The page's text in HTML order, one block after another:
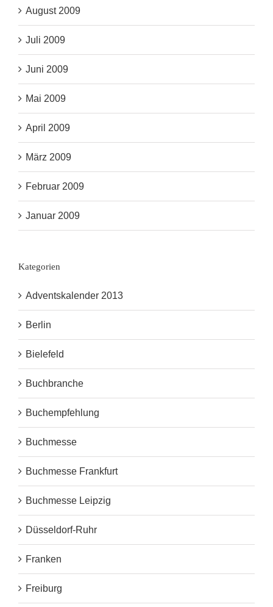
August 2009
Juli 2009
Juni 2009
Mai 2009
April 2009
März 2009
Februar 2009
Januar 2009
Kategorien
Adventskalender 2013
Berlin
Bielefeld
Buchbranche
Buchempfehlung
Buchmesse
Buchmesse Frankfurt
Buchmesse Leipzig
Düsseldorf-Ruhr
Franken
Freiburg